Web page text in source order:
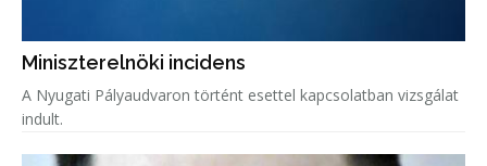
Miniszterelnöki incidens
A Nyugati Pályaudvaron történt esettel kapcsolatban vizsgálat
indult.